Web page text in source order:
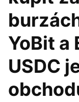
YoBit a
USDC